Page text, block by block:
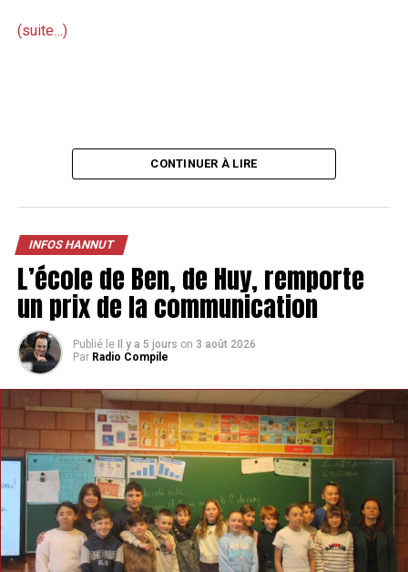
(suite…)
CONTINUER À LIRE
INFOS HANNUT
L’école de Ben, de Huy, remporte
un prix de la communication
Publié le Il y a 5 jours on 3 août 2026
Par Radio Compile